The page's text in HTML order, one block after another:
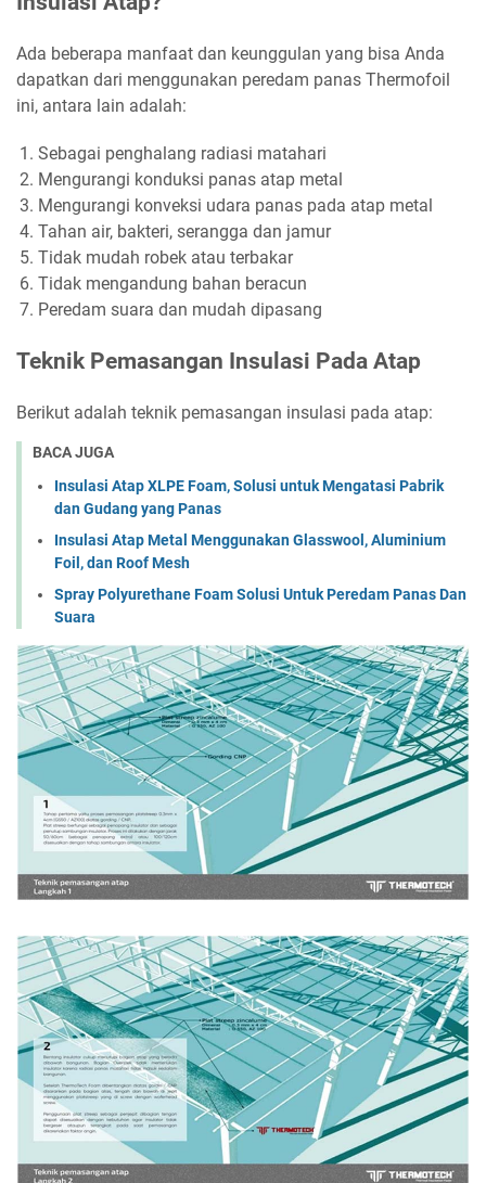
Ada beberapa manfaat dan keunggulan yang bisa Anda
dapatkan dari menggunakan peredam panas Thermofoil
ini, antara lain adalah:
Sebagai penghalang radiasi matahari
Mengurangi konduksi panas atap metal
Mengurangi konveksi udara panas pada atap metal
Tahan air, bakteri, serangga dan jamur
Tidak mudah robek atau terbakar
Tidak mengandung bahan beracun
Peredam suara dan mudah dipasang
Teknik Pemasangan Insulasi Pada Atap
Berikut adalah teknik pemasangan insulasi pada atap:
BACA JUGA
Insulasi Atap XLPE Foam, Solusi untuk Mengatasi Pabrik
dan Gudang yang Panas
Insulasi Atap Metal Menggunakan Glasswool, Aluminium
Foil, dan Roof Mesh
Spray Polyurethane Foam Solusi Untuk Peredam Panas Dan
Suara